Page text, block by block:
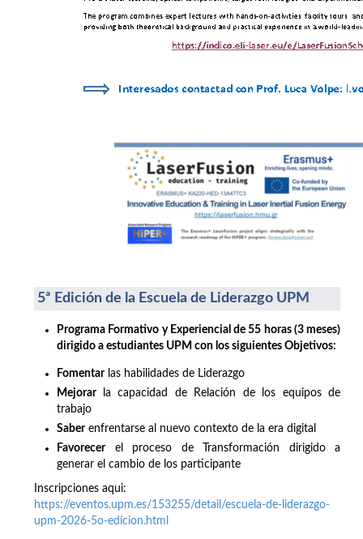
5ª Edición de la Escuela de Liderazgo UPM
Programa Formativo y Experiencial de 55 horas (3 meses)
dirigido a estudiantes UPM con los siguientes Objetivos:
Fomentarlas habilidades de Liderazgo
Mejorar
la capacidad de Relación de los equipos de
trabajo
Saberenfrentarse al nuevo contexto de la era digital
Favorecerel proceso de Transformación dirigido a
generar el cambio de los participante
Inscripciones aqui:
https://eventos.upm.es/153255/detail/escuela-de-liderazgo-
upm-2026-5o-edicion.html